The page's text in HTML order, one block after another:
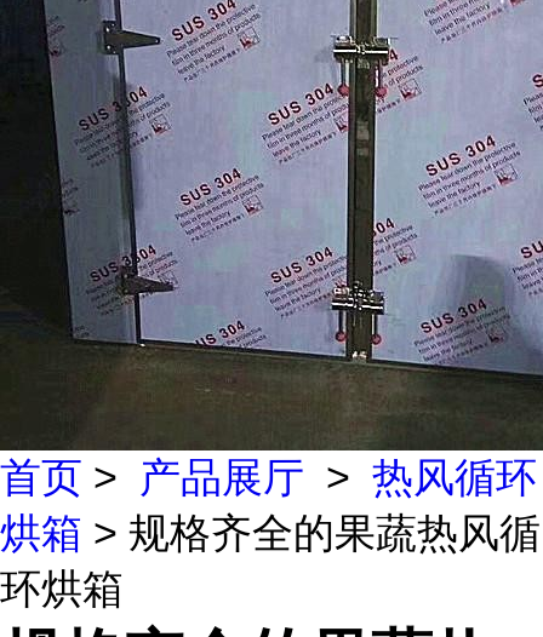
首页 > 产品展厅 > 热风循环
烘箱 > 规格齐全的果蔬热风循
环烘箱